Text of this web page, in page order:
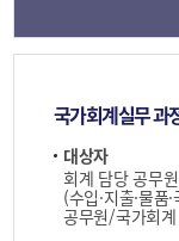
국가회계실무 과
대상자
회계 담당 공무원
(수입·지출·물품
공무원/국가회